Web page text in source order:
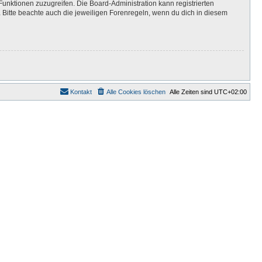
zuzugreifen. Die Board-Administration kann registrierten
beachte auch die jeweiligen Forenregeln, wenn du dich in diesem
Alle Zeiten sind UTC+02:00
Alle Cookies löschen
Kontakt